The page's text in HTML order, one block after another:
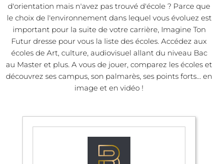
d'orientation mais n'avez pas trouvé d'école ? Parce que
le choix de l'environnement dans lequel vous évoluez est
important pour la suite de votre carrière, Imagine Ton
Futur dresse pour vous la liste des écoles. Accédez aux
écoles de Art, culture, audiovisuel allant du niveau Bac
au Master et plus. A vous de jouer, comparez les écoles et
découvrez ses campus, son palmarès, ses points forts... en
image et en vidéo !